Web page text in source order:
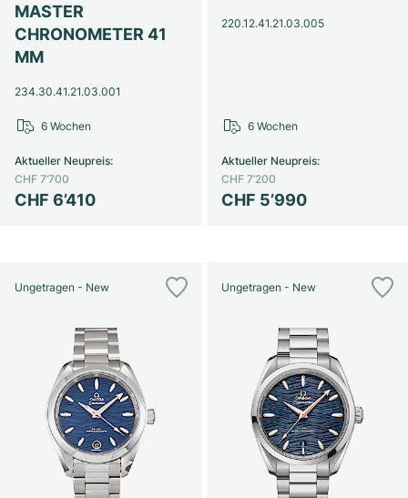
MASTER
CHRONOMETER 41
MM
234.30.41.21.03.001
CHF 6’410
Aktueller Neupreis:
CHF 7’700
6 Wochen
220.12.41.21.03.005
CHF 5’990
Aktueller Neupreis:
CHF 7’200
6 Wochen
Ungetragen - New Ungetragen - New